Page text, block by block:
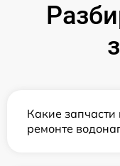
Какие запчасти
ремонте